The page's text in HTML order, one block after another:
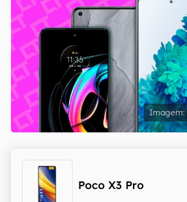
Poco X3 Pro